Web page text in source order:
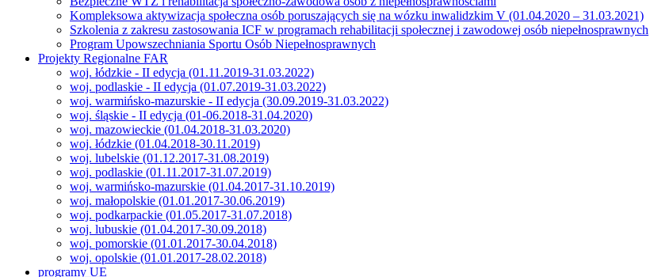
Kompleksowa aktywizacja społeczna osób poruszających się na wózku inwalidzkim V (01.04.2020 – 31.03.2021)
Szkolenia z zakresu zastosowania ICF w programach rehabilitacji społecznej i zawodowej osób niepełnosprawnych
Program Upowszechniania Sportu Osób Niepełnosprawnych
Projekty Regionalne FAR
woj. łódzkie - II edycja (01.11.2019-31.03.2022)
woj. podlaskie - II edycja (01.07.2019-31.03.2022)
woj. warmińsko-mazurskie - II edycja (30.09.2019-31.03.2022)
woj. śląskie - II edycja (01-06.2018-31.04.2020)
woj. mazowieckie (01.04.2018-31.03.2020)
woj. łódzkie (01.04.2018-30.11.2019)
woj. lubelskie (01.12.2017-31.08.2019)
woj. podlaskie (01.11.2017-31.07.2019)
woj. warmińsko-mazurskie (01.04.2017-31.10.2019)
woj. małopolskie (01.01.2017-30.06.2019)
woj. podkarpackie (01.05.2017-31.07.2018)
woj. lubuskie (01.04.2017-30.09.2018)
woj. pomorskie (01.01.2017-30.04.2018)
woj. opolskie (01.01.2017-28.02.2018)
programy UE